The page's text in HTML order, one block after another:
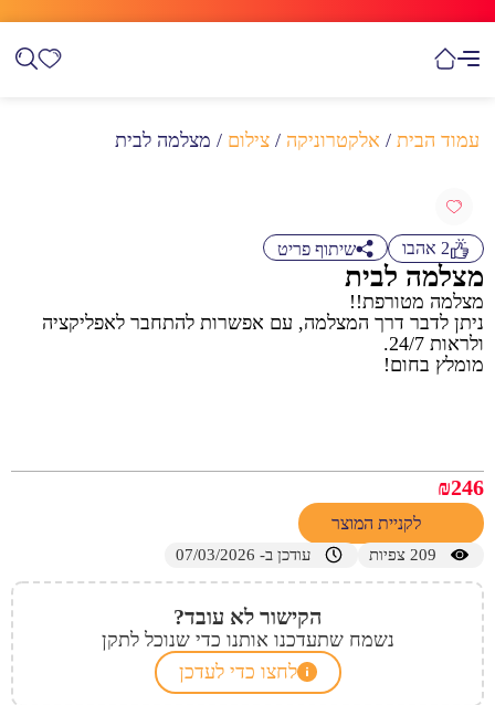
עמוד הבית / אלקטרוניקה / צילום / מצלמה לבית
2 אהבו שיתוף פריט
מצלמה לבית
מצלמה מטורפת!!
ניתן לדבר דרך המצלמה, עם אפשרות להתחבר לאפליקציה
ולראות 24/7.
מומלץ בחום!
₪246
לקניית המוצר
209 צפיות עודכן ב- 07/03/2026
הקישור לא עובד?
נשמח שתעדכנו אותנו כדי שנוכל לתקן
לחצו כדי לעדכן